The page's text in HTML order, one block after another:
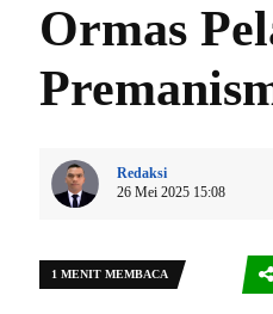
Ormas
Redaksi
26 Mei 2025 15:08
1 MENIT MEMBACA